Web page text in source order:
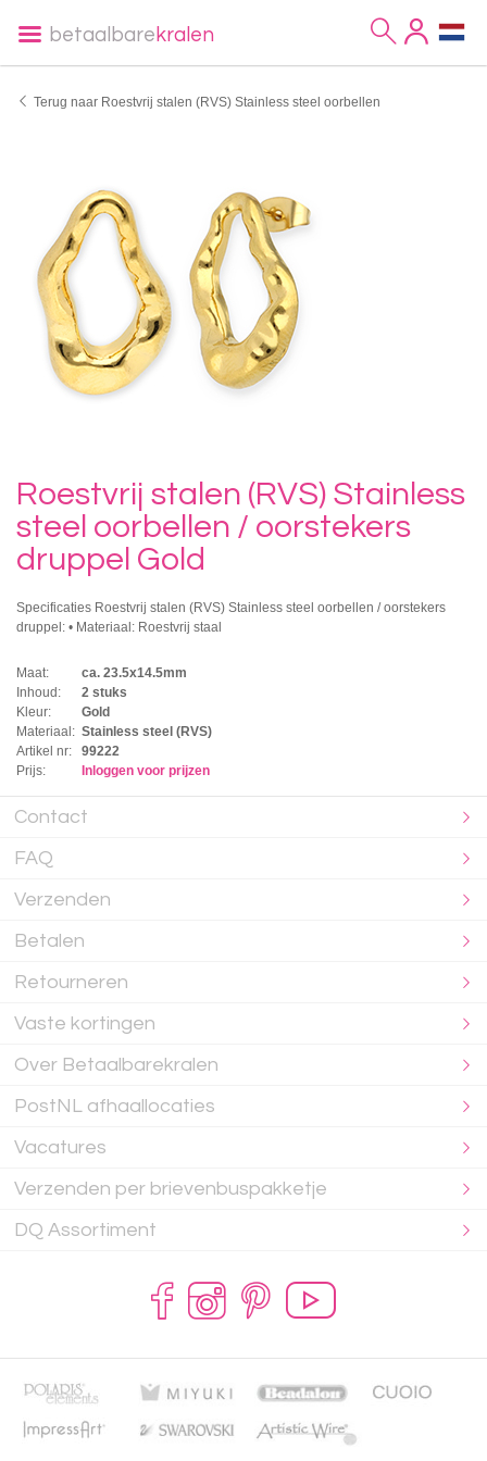
betaalbare kralen
Terug naar Roestvrij stalen (RVS) Stainless steel oorbellen
Roestvrij stalen (RVS) Stainless
steel oorbellen / oorstekers
druppel Gold
Specificaties Roestvrij stalen (RVS) Stainless steel oorbellen / oorstekers
druppel: • Materiaal: Roestvrij staal
Maat:
ca. 23.5x14.5mm
Inhoud:
2 stuks
Kleur:
Gold
Materiaal: Stainless steel (RVS)
Artikel nr:
99222
Prijs:
Inloggen voor prijzen
Contact
FAQ
Verzenden
Betalen
Retourneren
Vaste kortingen
Over Betaalbarekralen
PostNL afhaallocaties
Vacatures
Verzenden per brievenbuspakketje
DQ Assortiment